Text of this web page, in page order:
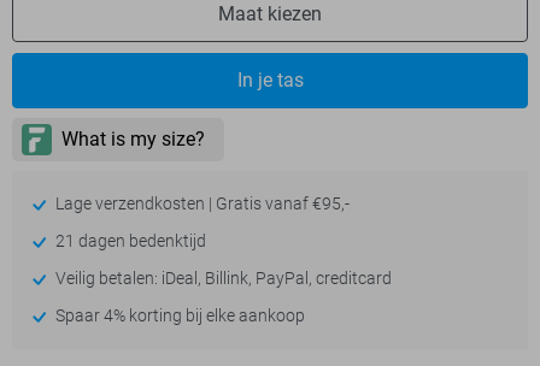
Maat kiezen
In je tas
Lage verzendkosten | Gratis vanaf €95,-
21 dagen bedenktijd
Veilig betalen: iDeal, Billink, PayPal, creditcard
Spaar 4% korting bij elke aankoop